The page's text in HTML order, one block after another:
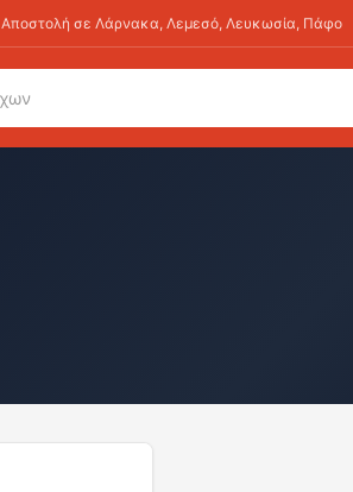
Αποστολή σε Λάρνακα, Λεμεσό, Λευκωσία, Πάφο